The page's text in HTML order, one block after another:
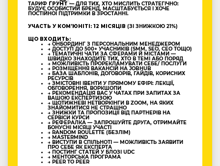
ТАРИФ ҐРУНТ — ДЛЯ ТИХ, ХТО МИСЛИТЬ СТРАТЕГІЧНО:
БУДУЄ ОСОБИСТИЙ БРЕНД, МАСШТАБУЄТЬСЯ І ХОЧЕ
ПОСТІЙНОЇ ПІДТРИМКИ В ЗРОСТАННІ.
УЧАСТЬ У КОМʼЮНІТІ: 12 МІСЯЦІВ (ЗІ ЗНИЖКОЮ 21%)
ЩО ВХОДИТЬ:
→ ОНБОРДИНГ З ПЕРСОНАЛЬНИМ МЕНЕДЖЕРОМ
→ ДОСТУП ДО 500+ УЧАСНИКІВ (SMM, SEO, CEO ТОЩО)
→ ТЕМАТИЧНІ ЧАТИ ЗА СФЕРАМИ Й МІСТАМИ —
ШВИДКО ЗНАХОДИТЕ ТИХ, ХТО В ТЕМІ АБО ПОРЯД
→ МОЖЛИВІСТЬ ПРОРЕКЛАМУВАТИ СЕБЕ/ ПОСЛУГИ
→ РОЗМІЩЕННЯ ВАКАНСІЙ НА JOBHUB
→ БАЗА ШАБЛОНІВ, ДОГОВОРІВ, ГАЙДІВ, КОРИСНИХ
РЕСУРСІВ
→ ЗМІСТОВНІ ІВЕНТИ У ПРЯМОМУ ЕФІРІ: ЛЕКЦІЇ,
ОБГОВОРЕННЯ, ВОРКШОПИ
→ РЕКОМЕНДАЦІЯ ВАС У ЧАТАХ ПРИ ЗАПИТАХ ЗА
ВАШОЮ ЕКСПЕРТИЗОЮ
→ ЩОТИЖНЕВІ НЕТВОРКІНГИ В ZOOM, НА ЯКИХ
ЗНАЙОМИТИСЯ НЕ СТРАШНО
→ ЗНИЖКИ ТА ПРОПОЗИЦІЇ ВІД ПАРТНЕРІВ НА
СЕРВІСИ КУРСИ
→ РЕФЕРАЛКА — ЗАПРОШУЙТЕ ДРУГА, ОТРИМАЙТЕ
БОНУСНІ МІСЯЦІ УЧАСТІ
→ RANDOM ROULETTE (БЕЗЛІМ)
→ MASTERMIND
→ ВИСТУПИ В СПІЛЬНОТІ — МОЖЛИВІСТЬ ЗАЯВИТИ
ПРО СЕБЕ ЯК ЕКСПЕРТА
→ ПОСТИНГ СТАТЕЙ У БЛОЗІ UDC
→ МЕНТОРСЬКА ПРОГРАМА
→ PEER TO PEER